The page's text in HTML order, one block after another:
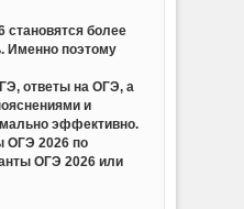
становятся более
Именно поэтому
ответы на ОГЭ, а
и
эффективно.
ОГЭ 2026 по
ОГЭ 2026 или